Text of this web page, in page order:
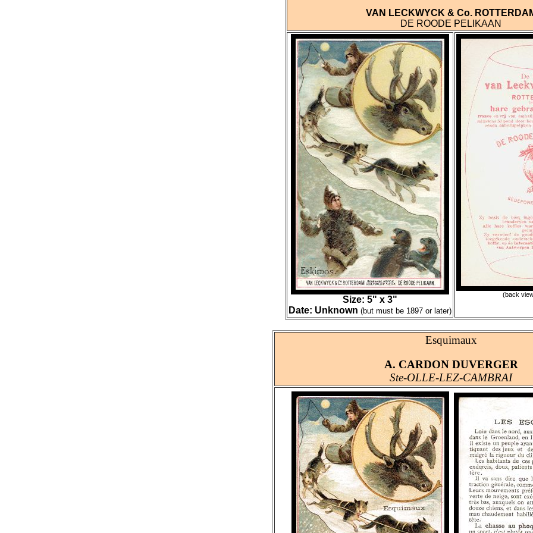
VAN LECKWYCK & Co.
DE ROODE PELIKAAN
Size: 5" x 3"
Date: Unknown (but must be 1897 or later)
(back
Esquimaux
A. CARDON DUVERGER
Ste-OLLE-LEZ-CAMBRAI